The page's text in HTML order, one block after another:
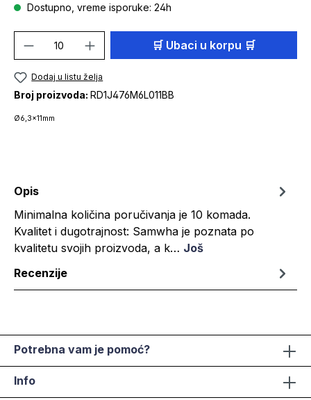
Dostupno, vreme isporuke: 24h
Količina proizvoda: Unesite željenu
🛒 Ubaci u korpu 🛒
Dodaj u listu želja
Broj proizvoda: RD1J476M6L011BB
Ø6,3x11mm
Opis
Minimalna količina poručivanja je 10 komada.
Kvalitet i dugotrajnost: Samwha je poznata po
kvalitetu svojih proizvoda, a k… Još
Recenzije
Potrebna vam je pomoć?
Info